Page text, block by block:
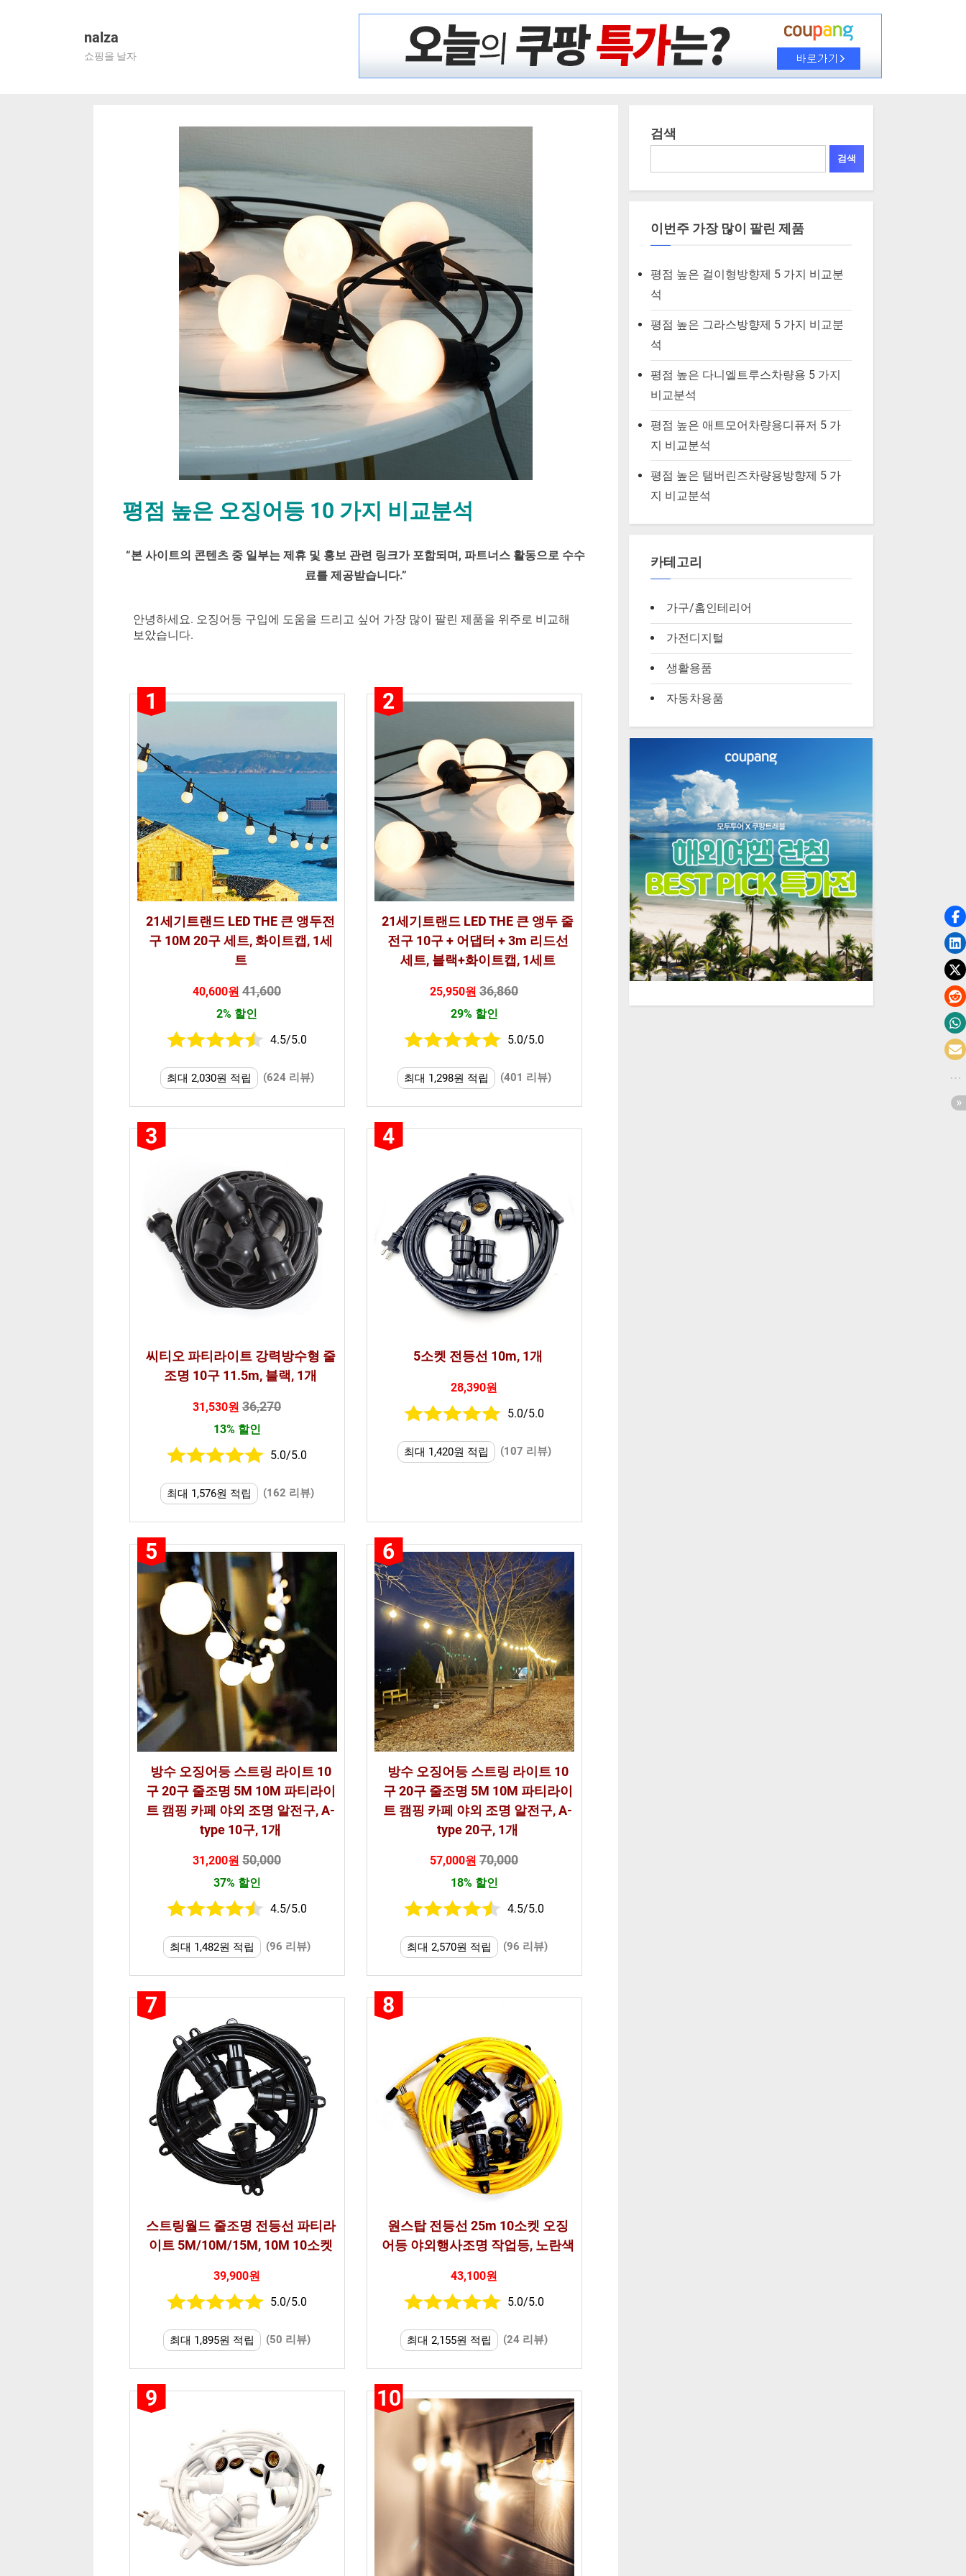
nalza
쇼핑을 날자
평점 높은 오징어등 10 가지 비교분석
on
점
오
징
지
분
석
“본 사이트의 콘텐츠 중 일부는 제휴 및 홍보 관련 링크가 포함되며, 파트너스 활동으로 수수
료를 제공받습니다.”
안녕하세요. 오징어등 구입에 도움을 드리고 싶어 가장 많이 팔린 제품을 위주로 비교해
보았습니다.
1
21세기트랜드 LED THE 큰 앵두전
구 10M 20구 세트, 화이트캡, 1세
트
40,600원 41,600
2% 할인
4.5/5.0
최대 2,030원 적립 (624 리뷰)
2
21세기트랜드 LED THE 큰 앵두 줄
전구 10구 + 어댑터 + 3m 리드선
세트, 블랙+화이트캡, 1세트
25,950원 36,860
29% 할인
5.0/5.0
최대 1,298원 적립 (401 리뷰)
3
씨티오 파티라이트 강력방수형 줄
조명 10구 11.5m, 블랙, 1개
31,530원 36,270
13% 할인
5.0/5.0
최대 1,576원 적립 (162 리뷰)
4
5소켓 전등선 10m, 1개
28,390원
5.0/5.0
최대 1,420원 적립 (107 리뷰)
5
방수 오징어등 스트링 라이트 10
구 20구 줄조명 5M 10M 파티라이
트 캠핑 카페 야외 조명 알전구, A-
type 10구, 1개
31,200원 50,000
37% 할인
4.5/5.0
최대 1,482원 적립 (96 리뷰)
6
방수 오징어등 스트링 라이트 10
구 20구 줄조명 5M 10M 파티라이
트 캠핑 카페 야외 조명 알전구, A-
type 20구, 1개
57,000원 70,000
18% 할인
4.5/5.0
최대 2,570원 적립 (96 리뷰)
7
스트링월드 줄조명 전등선 파티라
이트 5M/10M/15M, 10M 10소켓
39,900원
5.0/5.0
최대 1,895원 적립 (50 리뷰)
8
원스탑 전등선 25m 10소켓 오징
어등 야외행사조명 작업등, 노란색
43,100원
5.0/5.0
최대 2,155원 적립 (24 리뷰)
9 10
검색
검색
이번주 가장 많이 팔린 제품
평점 높은 걸이형방향제 5 가지 비교분
석
평점 높은 그라스방향제 5 가지 비교분
석
평점 높은 다니엘트루스차량용 5 가지
비교분석
평점 높은 애트모어차량용디퓨저 5 가
지 비교분석
평점 높은 탬버린즈차량용방향제 5 가
지 비교분석
카테고리
가구/홈인테리어
가전디지털
생활용품
자동차용품